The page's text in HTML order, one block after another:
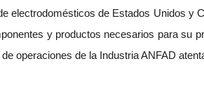
electrodomésticos de Estados Unidos y
y productos necesarios para su
operaciones de la Industria ANFAD